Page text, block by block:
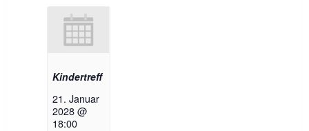
Kindertreff
21. Januar
2028 @
18:00